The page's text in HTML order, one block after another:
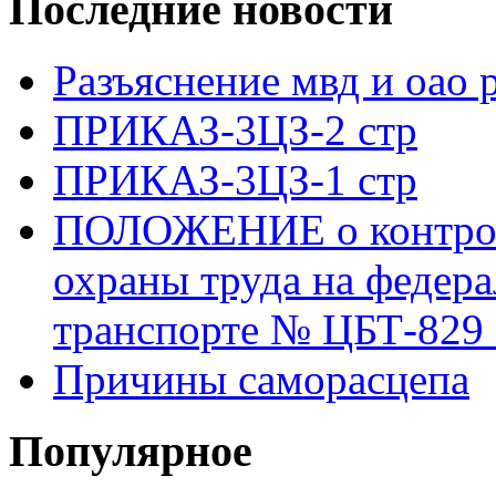
Разъяснение мвд и оао
ПРИКАЗ-3ЦЗ-2 стр
ПРИКАЗ-3ЦЗ-1 стр
ПОЛОЖЕНИЕ о
охраны труда на
транспорте № ЦБТ-829
Причины саморасцепа
Популярное